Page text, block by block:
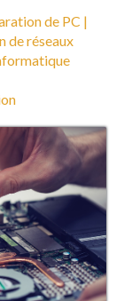
de PC |
de réseaux